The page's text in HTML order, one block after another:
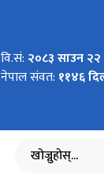
वि.सं: २०८३ साउन
नेपाल संवत: ११४६
खोज्नुहोस्